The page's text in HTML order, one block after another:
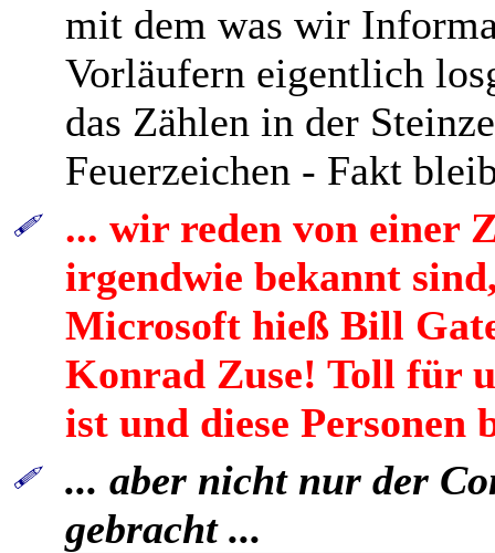
mit dem was wir
Vorläufern eigentlich
das Zählen in der
Feuerzeichen - Fakt
... wir reden von einer
irgendwie bekannt
Microsoft hieß Bill
Konrad Zuse! Toll für
ist und diese
... aber nicht nur der
gebracht ...